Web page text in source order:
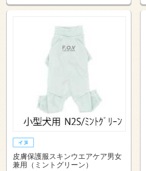
皮膚保護服スキンウエアケア男女
兼用（ミントグリーン）